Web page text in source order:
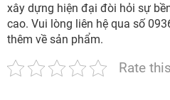
xây dựng hiện đại đòi hỏi sự
cao. Vui lòng liên hệ qua số
thêm về sản phẩm.
Rate